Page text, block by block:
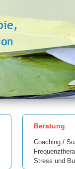
Beratung
Coaching /
Stress und